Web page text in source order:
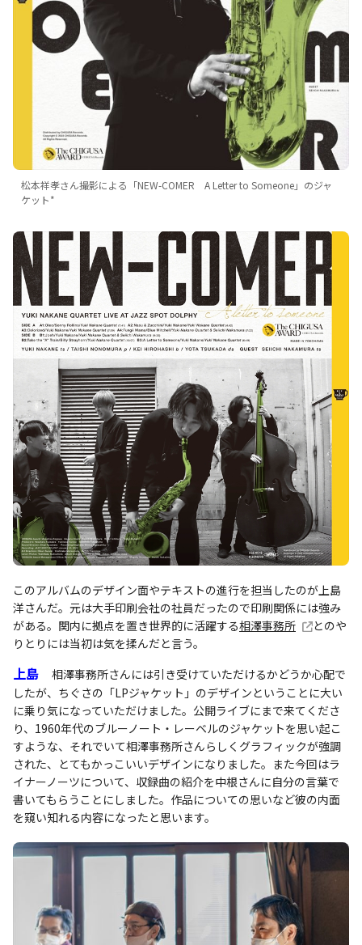
松本祥孝さん撮影による「NEW-COMER A Letter to Someone」のジャ
ケット*
このアルバムのデザイン面やテキストの進行を担当したのが上島
洋さんだ。元は大手印刷会社の社員だったので印刷関係には強み
がある。関内に拠点を置き世界的に活躍する相澤事務所
とのや
りとりには当初は気を揉んだと言う。
上島 相澤事務所さんには引き受けていただけるかどうか心配で
したが、ちぐさの「LPジャケット」のデザインということに大い
に乗り気になっていただけました。公開ライブにまで来てくださ
り、1960年代のブルーノート・レーベルのジャケットを思い起こ
すような、それでいて相澤事務所さんらしくグラフィックが強調
された、とてもかっこいいデザインになりました。また今回はラ
イナーノーツについて、収録曲の紹介を中根さんに自分の言葉で
書いてもらうことにしました。作品についての思いなど彼の内面
を窺い知れる内容になったと思います。